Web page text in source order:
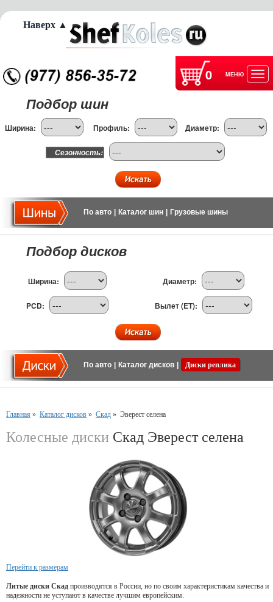
0 МЕНЮ
Подбор шин
Ширина: Профиль: Диаметр:
Сезонность:
По авто Каталог шин Грузовые шины
Подбор дисков
Ширина: Диаметр:
PCD: Вылет (ET):
По авто Каталог дисков Диски реплика
Главная » Каталог дисков » Скад » Эверест селена
Колесные диски Скад Эверест селена
Перейти к размерам
Литые диски Скад производятся в России, но по своим характеристикам качества и
надежности не уступают в качестве лучшим европейским.
Наверх ▲